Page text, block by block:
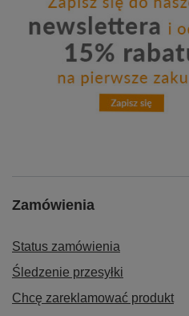
Zamówienia
Status zamówienia
Śledzenie przesyłki
Chcę zareklamować produkt